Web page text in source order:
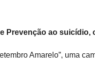
Prevenção ao
Amarelo”, uma